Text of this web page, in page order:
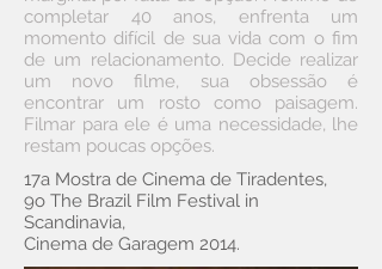
completar 40 anos, enfrenta um
momento difícil de sua vida com o fim
de um relacionamento. Decide realizar
um novo filme, sua obsessão é
encontrar um rosto como paisagem.
Filmar para ele é uma necessidade, lhe
restam poucas opções.
17a Mostra de Cinema de Tiradentes,
9o The Brazil Film Festival in
Scandinavia,
Cinema de Garagem 2014.